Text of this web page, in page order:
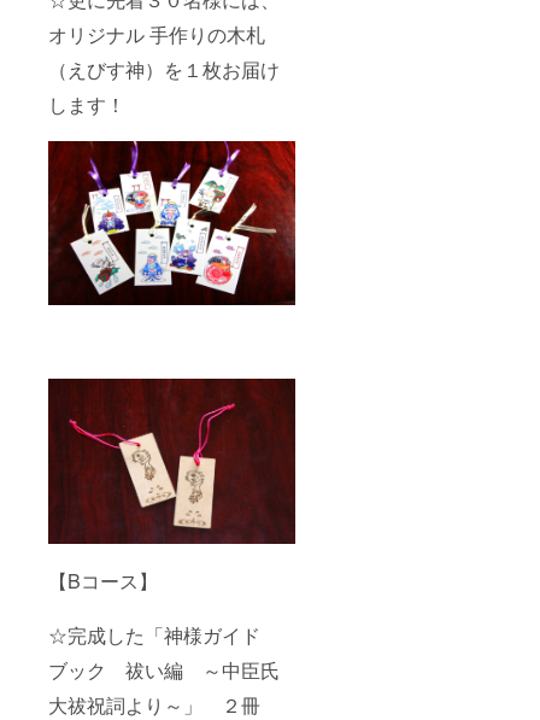
オリジナル 手作りの木札
（えびす神）を１枚お届け
します！
【Bコース】
☆完成した「神様ガイド
ブック 祓い編 ～中臣氏
大祓祝詞より～」 ２冊